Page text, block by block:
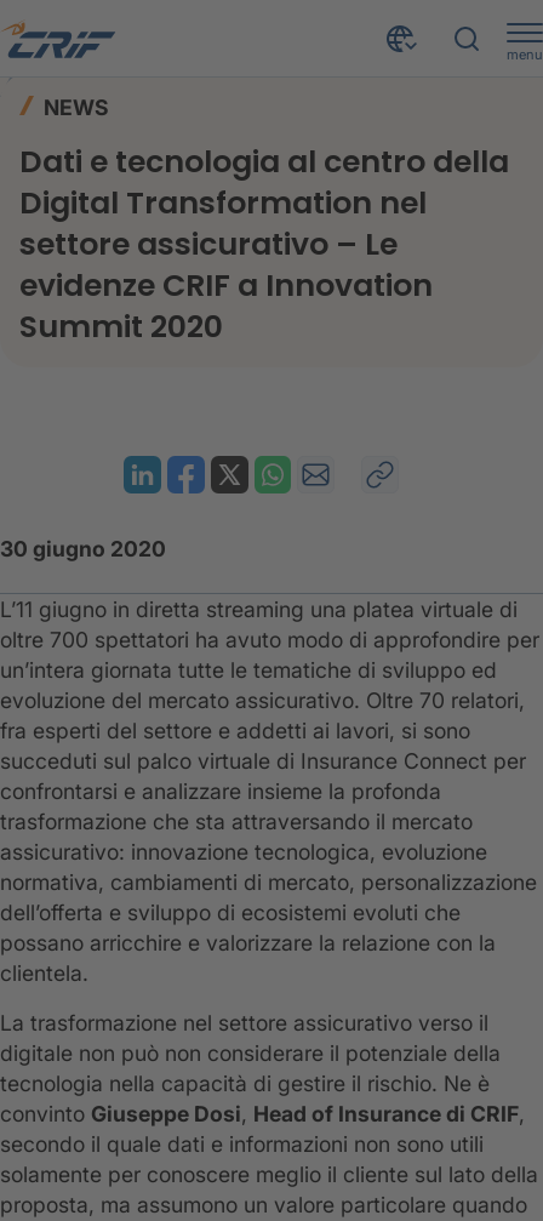
menu
NEWS
Dati e tecnologia al centro della
Digital Transformation nel
settore assicurativo – Le
evidenze CRIF a Innovation
Summit 2020
30 giugno 2020
L’11 giugno in diretta streaming una platea virtuale di
oltre 700 spettatori ha avuto modo di approfondire per
un’intera giornata tutte le tematiche di sviluppo ed
evoluzione del mercato assicurativo. Oltre 70 relatori,
fra esperti del settore e addetti ai lavori, si sono
succeduti sul palco virtuale di Insurance Connect per
confrontarsi e analizzare insieme la profonda
trasformazione che sta attraversando il mercato
assicurativo: innovazione tecnologica, evoluzione
normativa, cambiamenti di mercato, personalizzazione
dell’offerta e sviluppo di ecosistemi evoluti che
possano arricchire e valorizzare la relazione con la
clientela.
La trasformazione nel settore assicurativo verso il
digitale non può non considerare il potenziale della
tecnologia nella capacità di gestire il rischio. Ne è
convinto Giuseppe Dosi, Head of Insurance di CRIF,
secondo il quale dati e informazioni non sono utili
solamente per conoscere meglio il cliente sul lato della
proposta, ma assumono un valore particolare quando